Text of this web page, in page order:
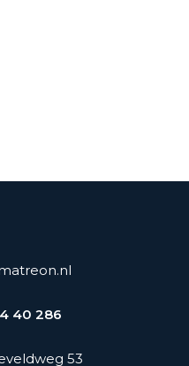
40 286
53